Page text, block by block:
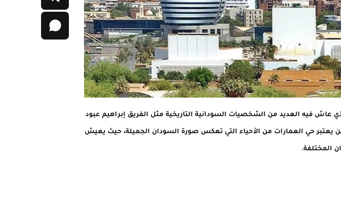
عاش فيه العديد من الشخصيات السودانية التاريخية مثل الفريق إبراهيم عبود
يعتبر حي العمارات من الأحياء التي تعكس صورة السودان الجميلة، حيث يعيش
المختلفة.